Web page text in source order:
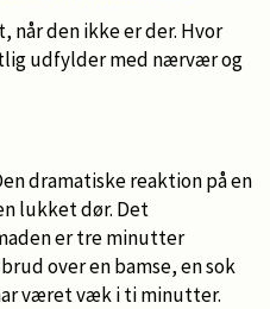
når den ikke er der. Hvor
udfylder med nærvær og
dramatiske reaktion på en
lukket dør. Det
er tre minutter
over en bamse, en sok
været væk i ti minutter.